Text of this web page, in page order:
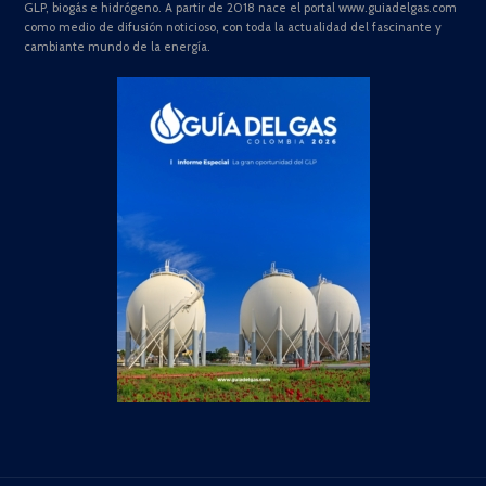
GLP, biogás e hidrógeno. A partir de 2018 nace el portal www.guiadelgas.com
como medio de difusión noticioso, con toda la actualidad del fascinante y
cambiante mundo de la energía.